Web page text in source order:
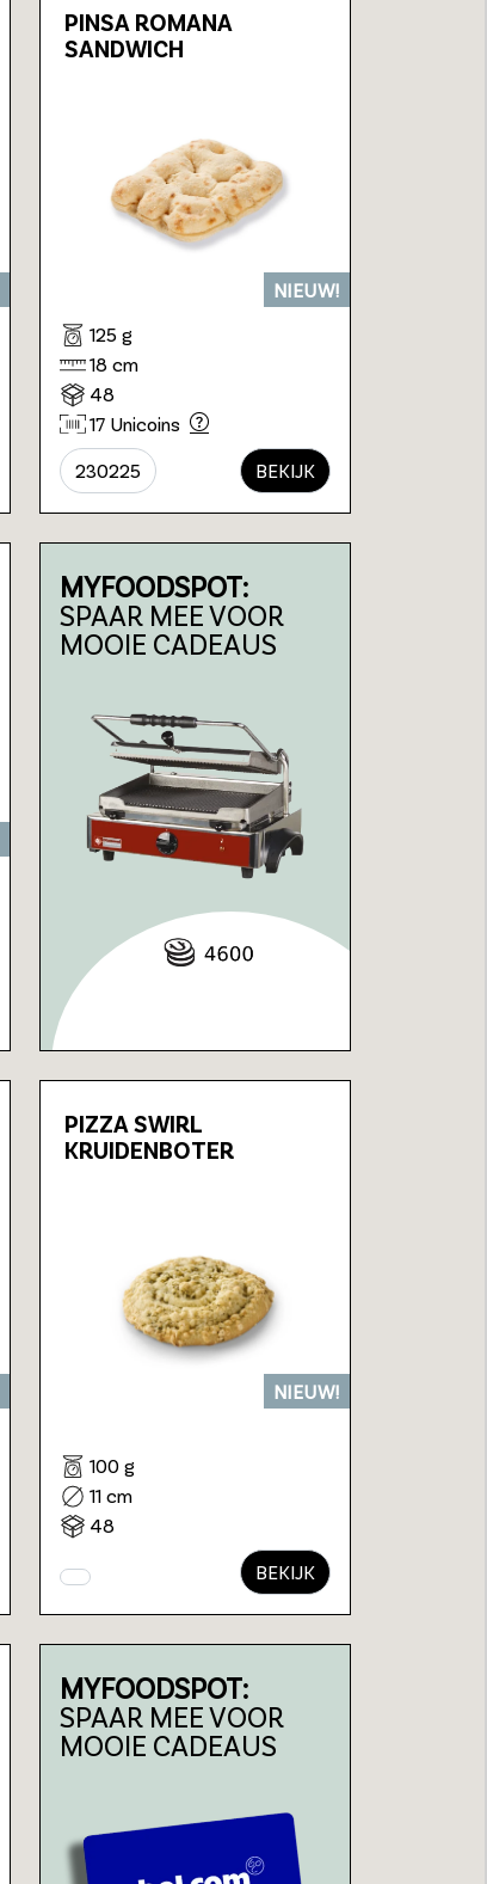
PINSA ROMANA
SANDWICH
NIEUW!
125 g
18 cm
48
17 Unicoins
230225 BEKIJK
MYFOODSPOT:
SPAAR MEE VOOR
MOOIE CADEAUS
PIZZA SWIRL
KRUIDENBOTER
NIEUW!
100 g
11 cm
48
BEKIJK
MYFOODSPOT:
SPAAR MEE VOOR
MOOIE CADEAUS